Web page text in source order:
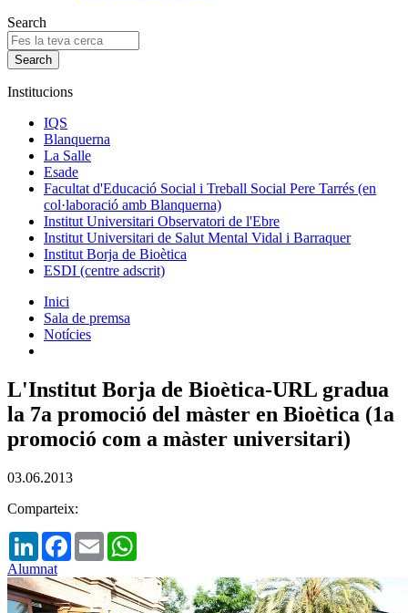
Search
Institucions
IQS
Blanquerna
La Salle
Esade
Facultat d'Educació Social i Treball Social Pere Tarrés (en
col·laboració amb Blanquerna)
Institut Universitari Observatori de l'Ebre
Institut Universitari de Salut Mental Vidal i Barraquer
Institut Borja de Bioètica
ESDI (centre adscrit)
Inici
Sala de premsa
Notícies
L'Institut Borja de Bioètica-URL gradua
la 7a promoció del màster en Bioètica (1a
promoció com a màster universitari)
03.06.2013
Comparteix:
LinkedInFacebook
Email
Alumnat